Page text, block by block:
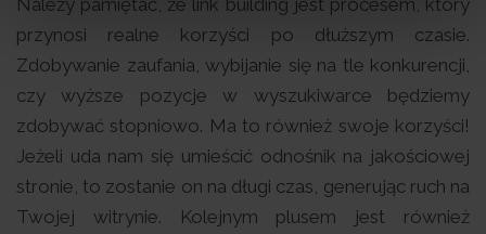
przynosi realne korzyści po dłuższym czasie.
Zdobywanie zaufania, wybijanie się na tle konkurencji,
czy wyższe pozycje w wyszukiwarce będziemy
zdobywać stopniowo. Ma to również swoje korzyści!
Jeżeli uda nam się umieścić odnośnik na jakościowej
stronie, to zostanie on na długi czas, generując ruch na
Twojej witrynie. Kolejnym plusem jest również